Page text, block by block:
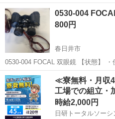
運営しています。 粗⼤ごみ等の減量
スしています。 ★★★★★ ご自宅にある不要品を是非ジモティースポ
ットへお持...
愛知 名古屋市 望遠鏡、顕
0530-004
800円
春日井市
0530-004 FOCAL 双眼鏡 【状態】 ・使用に伴う多少のスレ、キズ、落
としきれない汚れなどございます ・
値引きは出来かねますのでご了承願
愛知 春日井市 望遠鏡、顕
≪寮無料・月収
工場での組立・
時給2,000円
日研トータルソー